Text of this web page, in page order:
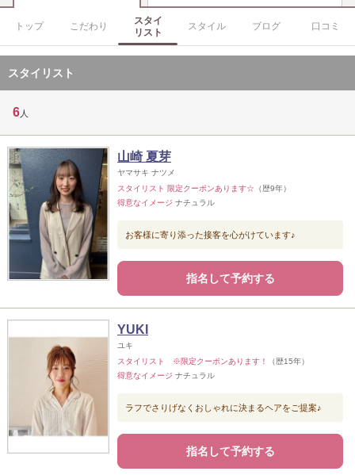
トップ こだわり
スタイ
リスト
スタイル ブログ 口コミ
スタイリスト
6 人
山崎 夏芽
ヤマサキ ナツメ
スタイリスト 限定クーポンあります☆ （歴9年）
得意なイメージ ナチュラル
お客様に寄り添った接客を心がけています♪
指名して予約する
YUKI
ユキ
スタイリスト ※限定クーポンあります！
（歴15年）
得意なイメージ ナチュラル
ラフでさりげなくおしゃれに決まるヘアをご提案♪
指名して予約する